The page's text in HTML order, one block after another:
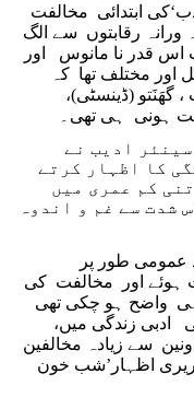
ابتدائی مخالفت
رقابتوں سے الگ
اس قدر نا مانوس اور
اور مختلف تھا کہ
(ڈینسٹی)،
ہونی ہی تھی۔
ادیب نے
کا اظہار کرتے
کم عمری میں
شدت سے غم و اندوہ
عمومی طور پر
اور مخالفت کی
واضح ہو چکی تھی
ادبی زندگی میں،
سے زیادہ مخالفین
اظہار’شب خون